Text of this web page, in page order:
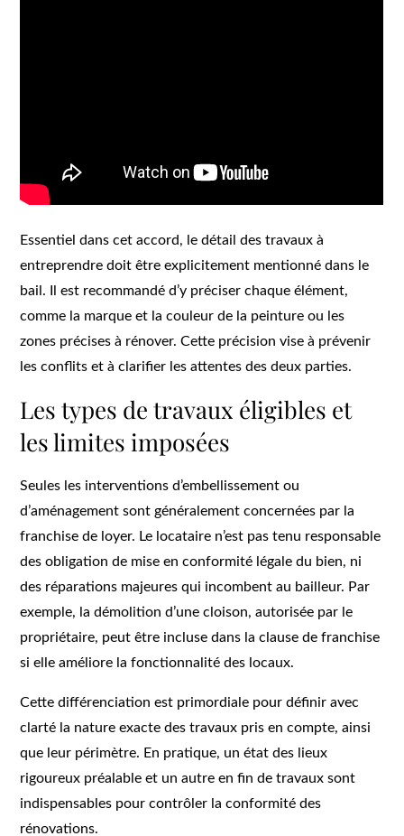
Essentiel dans cet accord, le détail des travaux à
entreprendre doit être explicitement mentionné dans le
bail. Il est recommandé d’y préciser chaque élément,
comme la marque et la couleur de la peinture ou les
zones précises à rénover. Cette précision vise à prévenir
les conflits et à clarifier les attentes des deux parties.
Les types de travaux éligibles et
les limites imposées
Seules les interventions d’embellissement ou
d’aménagement sont généralement concernées par la
franchise de loyer. Le locataire n’est pas tenu responsable
des obligation de mise en conformité légale du bien, ni
des réparations majeures qui incombent au bailleur. Par
exemple, la démolition d’une cloison, autorisée par le
propriétaire, peut être incluse dans la clause de franchise
si elle améliore la fonctionnalité des locaux.
Cette différenciation est primordiale pour définir avec
clarté la nature exacte des travaux pris en compte, ainsi
que leur périmètre. En pratique, un état des lieux
rigoureux préalable et un autre en fin de travaux sont
indispensables pour contrôler la conformité des
rénovations.